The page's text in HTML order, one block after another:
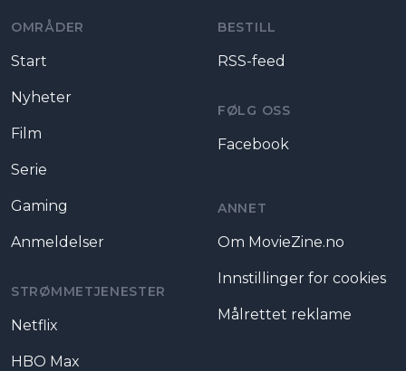
OMRÅDER
Start
Nyheter
Film
Serie
Gaming
Anmeldelser
STRØMMETJENESTER
Netflix
HBO Max
BESTILL
RSS-feed
FØLG OSS
Facebook
ANNET
Om MovieZine.no
Innstillinger for cookies
Målrettet reklame